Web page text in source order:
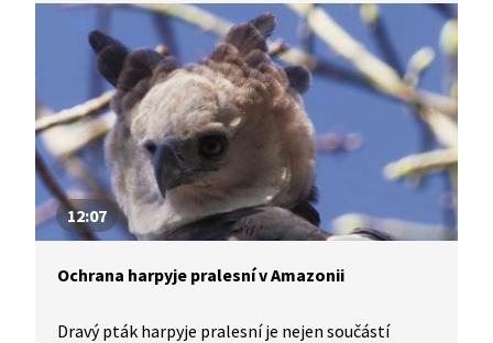
z ČR.
12:07
Ochrana harpyje pralesní v Amazonii
Dravý pták harpyje pralesní je nejen součástí